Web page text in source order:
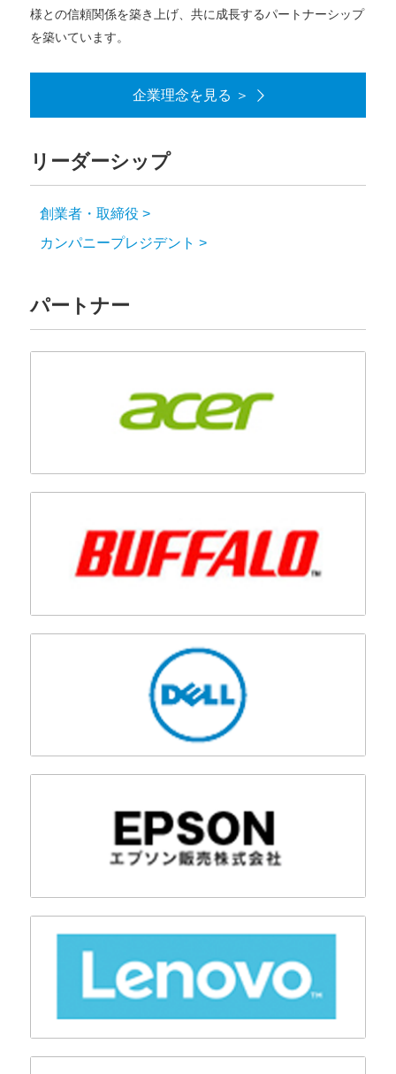
様との信頼関係を築き上げ、共に成長するパートナーシップ
を築いています。
企業理念を見る ＞
リーダーシップ
創業者・取締役 >
カンパニープレジデント >
パートナー